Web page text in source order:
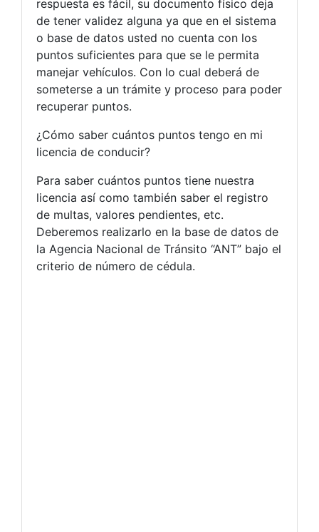
respuesta es fácil, su documento físico deja
de tener validez alguna ya que en el sistema
o base de datos usted no cuenta con los
puntos suficientes para que se le permita
manejar vehículos. Con lo cual deberá de
someterse a un trámite y proceso para poder
recuperar puntos.
¿Cómo saber cuántos puntos tengo en mi
licencia de conducir?
Para saber cuántos puntos tiene nuestra
licencia así como también saber el registro
de multas, valores pendientes, etc.
Deberemos realizarlo en la base de datos de
la Agencia Nacional de Tránsito “ANT” bajo el
criterio de número de cédula.